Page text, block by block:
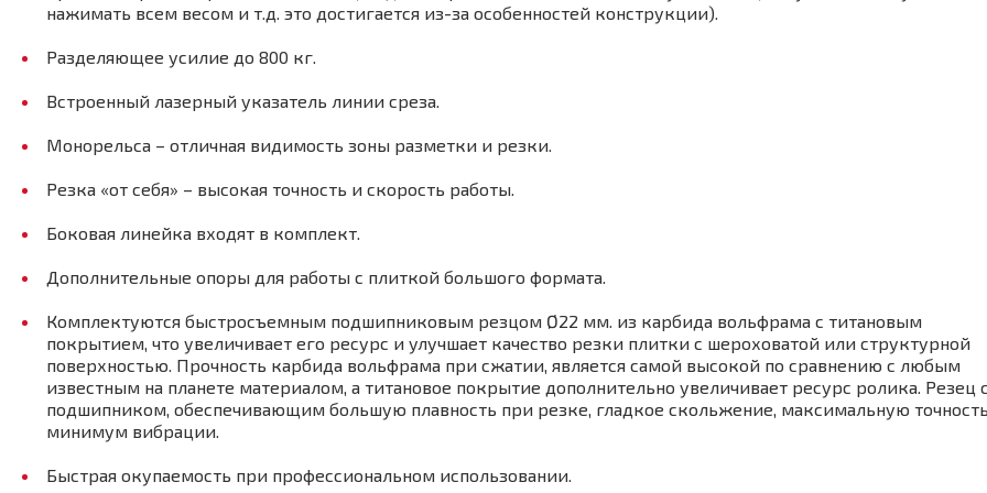
нажимать всем весом и т.д. это достигается из-за особенностей конструкции).
Разделяющее усилие до 800 кг.
Встроенный лазерный указатель линии среза.
Монорельса – отличная видимость зоны разметки и резки.
Резка «от себя» – высокая точность и скорость работы.
Боковая линейка входят в комплект.
Дополнительные опоры для работы с плиткой большого формата.
Комплектуются быстросъемным подшипниковым резцом Ø22 мм. из карбида вольфрама с титановым
покрытием, что увеличивает его ресурс и улучшает качество резки плитки с шероховатой или структурной
поверхностью. Прочность карбида вольфрама при сжатии, является самой высокой по сравнению с любым
известным на планете материалом, а титановое покрытие дополнительно увеличивает ресурс ролика. Резец
подшипником, обеспечивающим большую плавность при резке, гладкое скольжение, максимальную
минимум вибрации.
Быстрая окупаемость при профессиональном использовании.